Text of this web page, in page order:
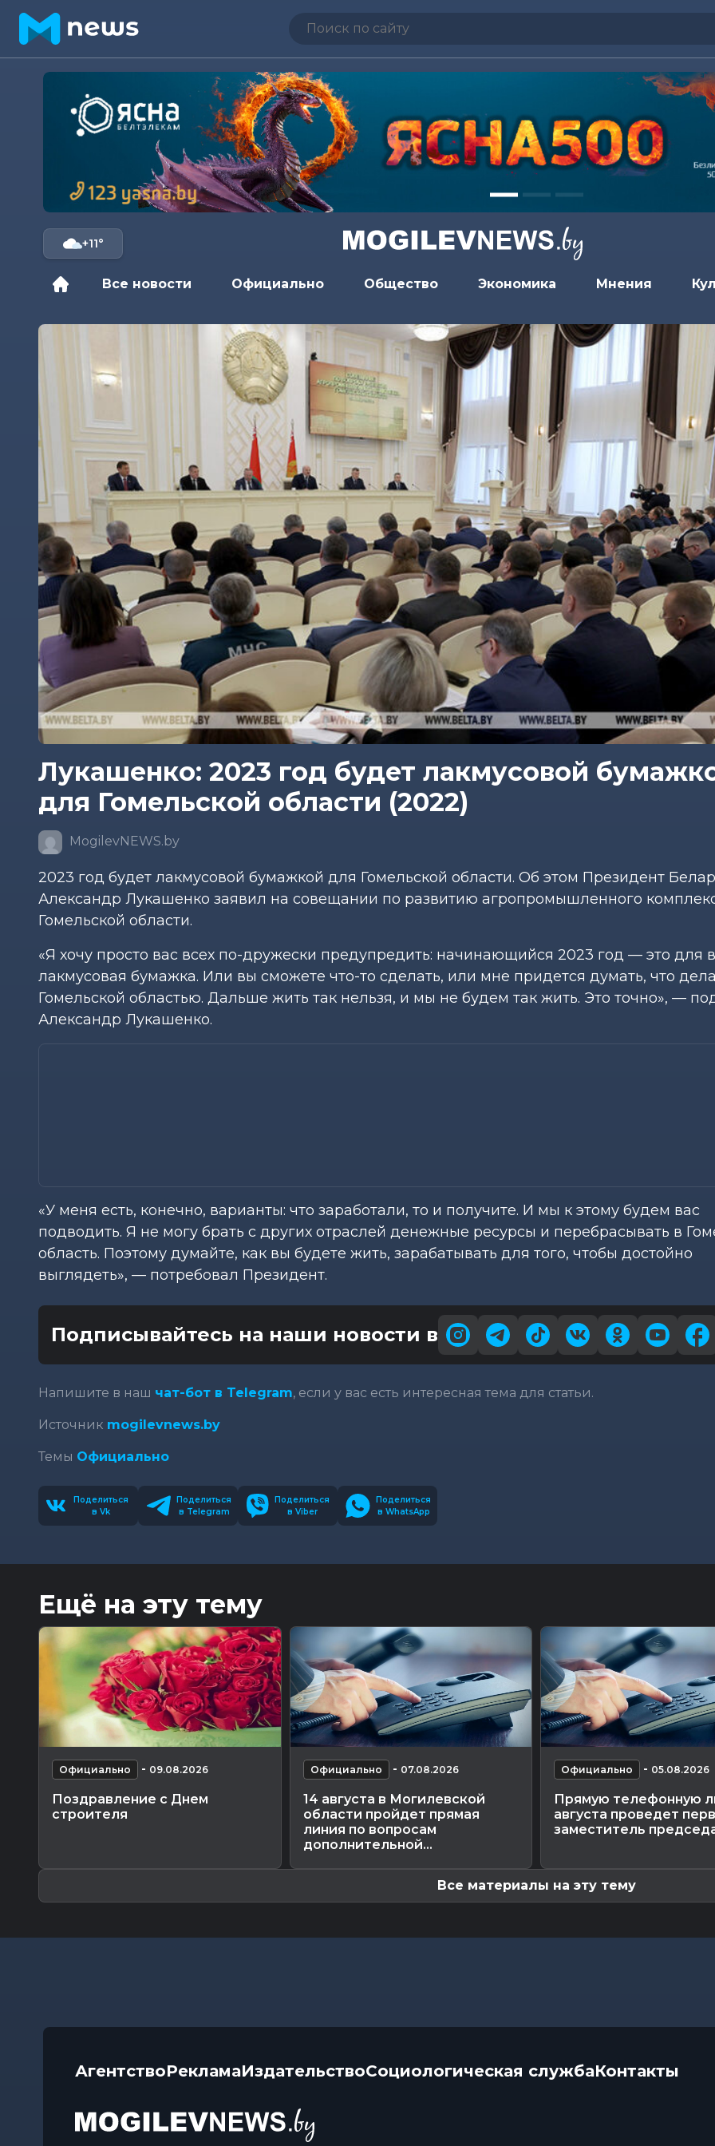
+11°
Все новости Официально Общество Экономика Мнения
Лукашенко: 2023 год будет лакмусовой
для Гомельской области (2022)
MogilevNEWS.by
2023 год будет лакмусовой бумажкой для Гомельской области. Об этом Президент
Александр Лукашенко заявил на совещании по развитию агропромышленного
Гомельской области.
«Я хочу просто вас всех по-дружески предупредить: начинающийся 2023 год — это для
лакмусовая бумажка. Или вы сможете что-то сделать, или мне придется думать, что
Гомельской областью. Дальше жить так нельзя, и мы не будем так жить. Это точно», —
Александр Лукашенко.
«У меня есть, конечно, варианты: что заработали, то и получите. И мы к этому будем вас
подводить. Я не могу брать с других отраслей денежные ресурсы и перебрасывать в
область. Поэтому думайте, как вы будете жить, зарабатывать для того, чтобы достойно
выглядеть», — потребовал Президент.
Подписывайтесь на наши новости в
Напишите в наш чат-бот в Telegram, если у вас есть интересная тема для статьи.
Источник mogilevnews.by
Темы Официально
Поделиться
в Vk
Поделиться
в Telegram
Поделиться
в Viber
Поделиться
в WhatsApp
Ещё на эту тему
Официально - 09.08.2026
Поздравление с Днем
строителя
Официально - 07.08.2026
14 августа в Могилевской
области пройдет прямая
линия по вопросам
дополнительной...
Официально - 05.08.2026
Прямую телефонную
августа проведет
заместитель
Все материалы на эту тему
АгентствоРекламаИздательствоСоциологическая службаКонтакты